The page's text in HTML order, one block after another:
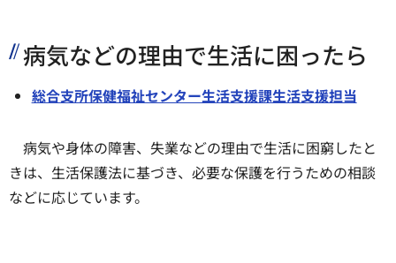
病気などの理由で生活に困ったら
総合支所保健福祉センター生活支援課生活支援担当
病気や身体の障害、失業などの理由で生活に困窮したと
きは、生活保護法に基づき、必要な保護を行うための相談
などに応じています。